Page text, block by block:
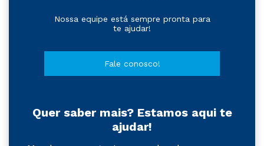
Nossa equipe está sempre pronta para
te ajudar!
Fale conosco!
Quer saber mais? Estamos aqui te
ajudar!